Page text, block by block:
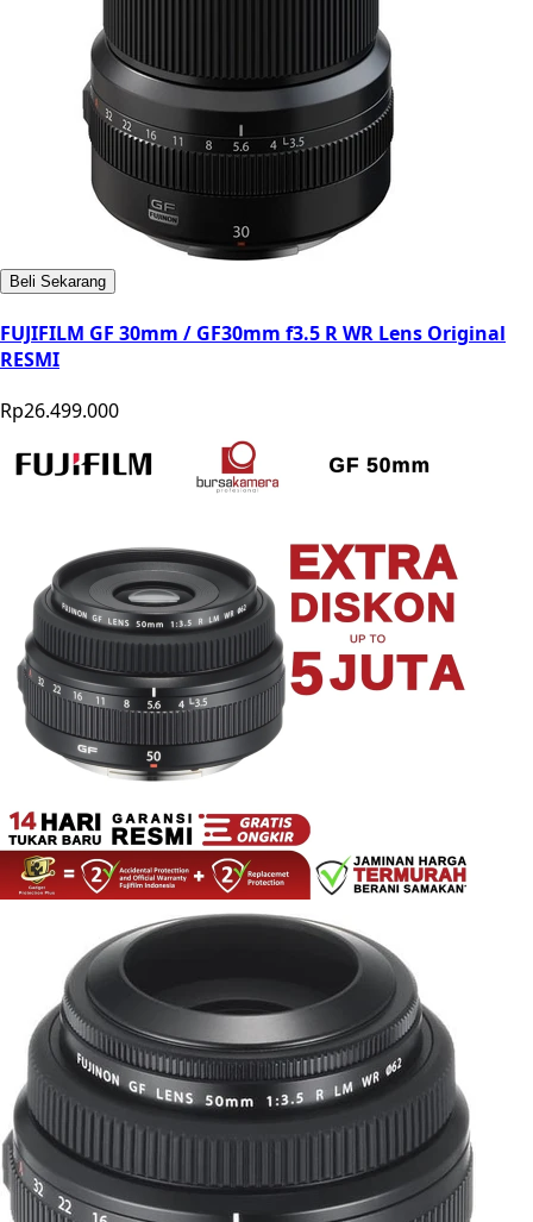
Beli Sekarang
FUJIFILM GF 30mm / GF30mm f3.5 R WR Lens Original
RESMI
Rp26.499.000